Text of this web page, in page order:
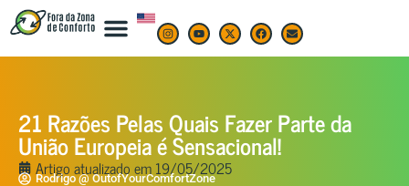
21 Razões Pelas Quais Fazer Parte da
União Europeia é Sensacional!
Artigo atualizado em19/05/2025
Rodrigo @ OutofYourComfortZone